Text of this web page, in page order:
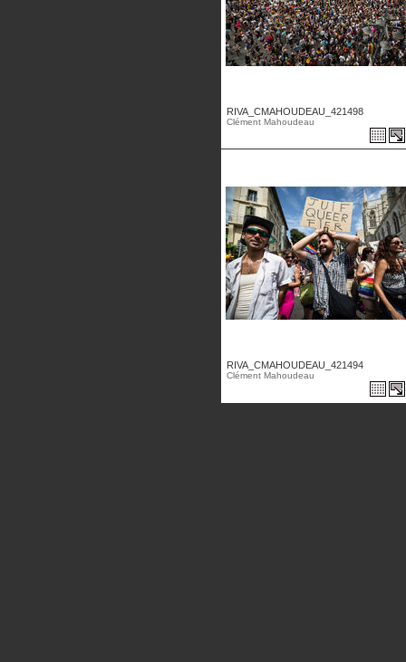
RIVA_CMAHOUDEAU_421498
Clément Mahoudeau
RIVA_CMAHOUDEAU_421494
Clément Mahoudeau